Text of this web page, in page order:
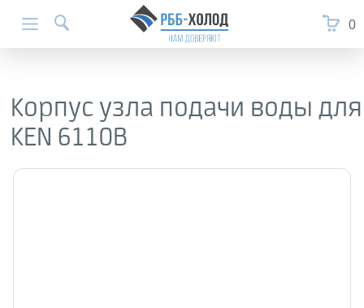
0
Корпус узла подачи воды для
KEN 6110B